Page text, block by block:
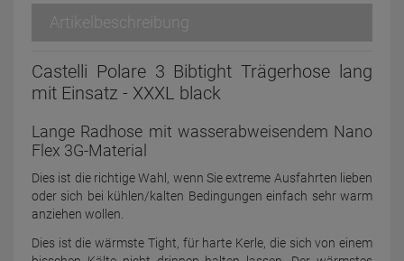
Artikelbeschreibung
Castelli Polare 3 Bibtight Trägerhose lang
mit Einsatz - XXXL black
Lange Radhose mit wasserabweisendem Nano
Flex 3G-Material
Dies ist die richtige Wahl, wenn Sie extreme Ausfahrten lieben
oder sich bei kühlen/kalten Bedingungen einfach sehr warm
anziehen wollen.
Dies ist die wärmste Tight, für harte Kerle, die sich von einem